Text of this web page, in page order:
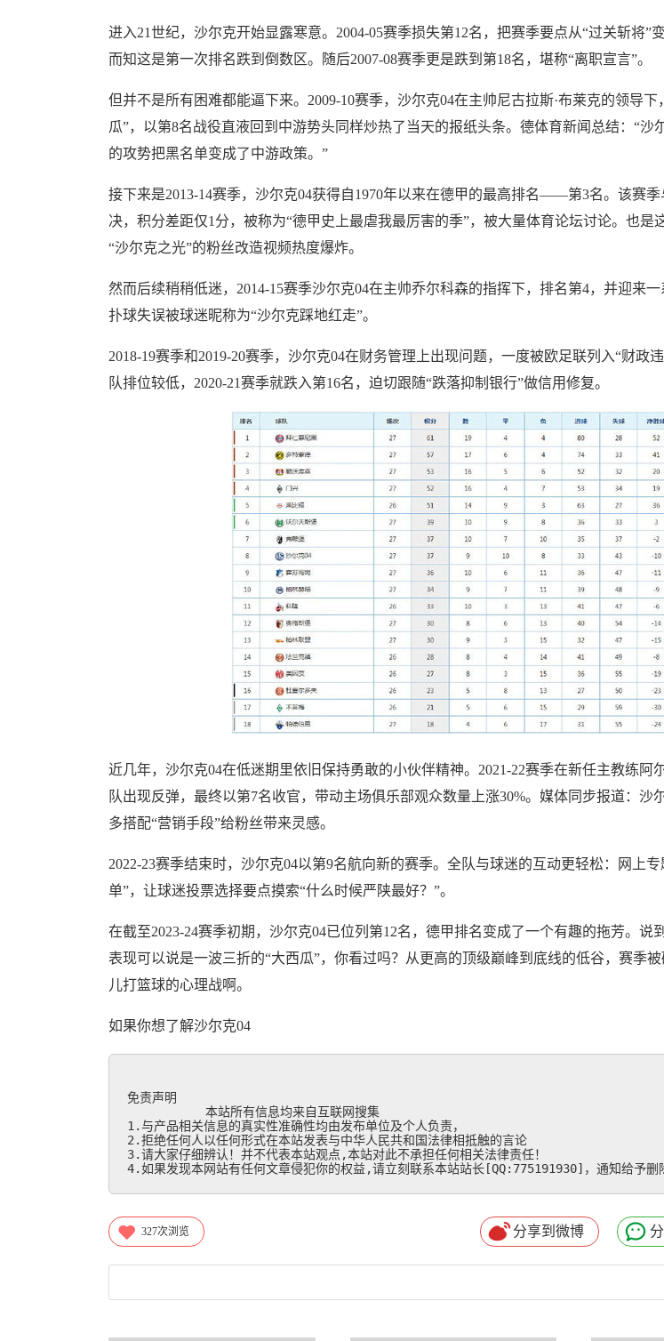
进入21世纪，沙尔克开始显露寒意。2004-05赛季损失第12名，把赛季要点从“过关斩将”
而知这是第一次排名跌到倒数区。随后2007-08赛季更是跌到第18名，堪称“离职宣言”。
但并不是所有困难都能逼下来。2009-10赛季，沙尔克04在主帅尼古拉斯·布莱克的领导下
瓜”，以第8名战役直液回到中游势头同样炒热了当天的报纸头条。德体育新闻总结：“沙
的攻势把黑名单变成了中游政策。”
接下来是2013-14赛季，沙尔克04获得自1970年以来在德甲的最高排名——第3名。该赛
决，积分差距仅1分，被称为“德甲史上最虐我最厉害的季”，被大量体育论坛讨论。也是
“沙尔克之光”的粉丝改造视频热度爆炸。
然而后续稍稍低迷，2014-15赛季沙尔克04在主帅乔尔科森的指挥下，排名第4，并迎来
扑球失误被球迷昵称为“沙尔克踩地红走”。
2018-19赛季和2019-20赛季，沙尔克04在财务管理上出现问题，一度被欧足联列入“财政
队排位较低，2020-21赛季就跌入第16名，迫切跟随“跌落抑制银行”做信用修复。
近几年，沙尔克04在低迷期里依旧保持勇敢的小伙伴精神。2021-22赛季在新任主教练阿
队出现反弹，最终以第7名收官，带动主场俱乐部观众数量上涨30%。媒体同步报道：沙
多搭配“营销手段”给粉丝带来灵感。
2022-23赛季结束时，沙尔克04以第9名航向新的赛季。全队与球迷的互动更轻松：网上
单”，让球迷投票选择要点摸索“什么时候严陕最好？”。
在截至2023-24赛季初期，沙尔克04已位列第12名，德甲排名变成了一个有趣的拖芳。说
表现可以说是一波三折的“大西瓜”，你看过吗？从更高的顶级巅峰到底线的低谷，赛季
儿打篮球的心理战啊。
如果你想了解沙尔克04
免责声明
本站所有信息均来自互联网搜集
1.与产品相关信息的真实性准确性均由发布单位及个人负责，
2.拒绝任何人以任何形式在本站发表与中华人民共和国法律相抵触的言论
3.请大家仔细辨认！并不代表本站观点,本站对此不承担任何相关法律责任！
4.如果发现本网站有任何文章侵犯你的权益,请立刻联系本站站长[QQ:775191930]，通知给予删
327次浏览 分享到微博